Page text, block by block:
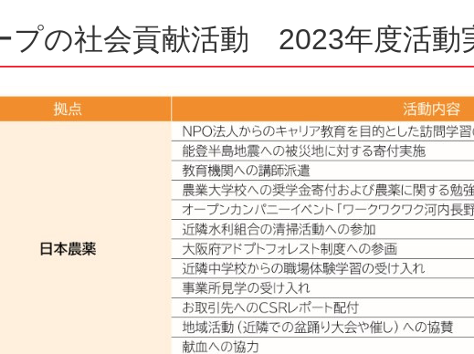
プの社会貢献活動 2023年度活動